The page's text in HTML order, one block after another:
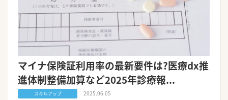
マイナ保険証利用率の最新要件は?医療dx推
進体制整備加算など2025年診療報...
スキルアップ 2025.06.05